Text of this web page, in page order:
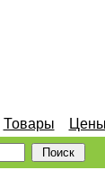
Товары Цены